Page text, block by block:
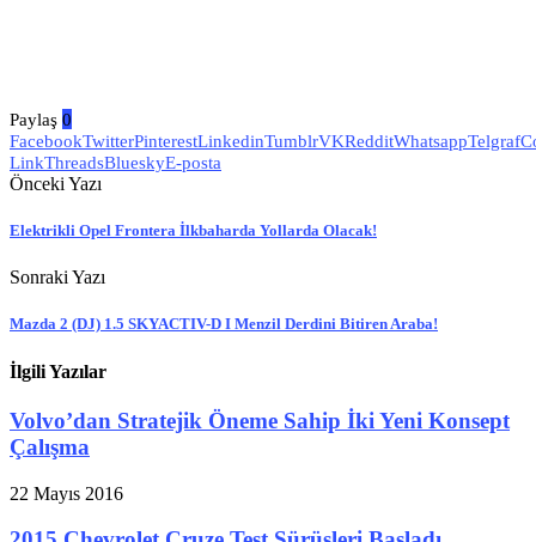
Paylaş 0
FacebookTwitterPinterestLinkedinTumblrVKRedditWhatsappTelgraf
LinkThreadsBlueskyE-posta
Önceki Yazı
Elektrikli Opel Frontera İlkbaharda Yollarda Olacak!
Sonraki Yazı
Mazda 2 (DJ) 1.5 SKYACTIV-D I Menzil Derdini Bitiren Araba!
İlgili Yazılar
Volvo’dan Stratejik Öneme Sahip İki Yeni Konsept
Çalışma
22 Mayıs 2016